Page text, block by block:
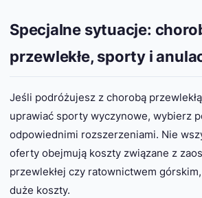
Specjalne sytuacje:
przewlekłe, sporty i
Jeśli podróżujesz z chorobą
uprawiać sporty wyczynowe, wybierz
odpowiednimi rozszerzeniami. Nie
oferty obejmują koszty związane z
przewlekłej czy ratownictwem
duże koszty.